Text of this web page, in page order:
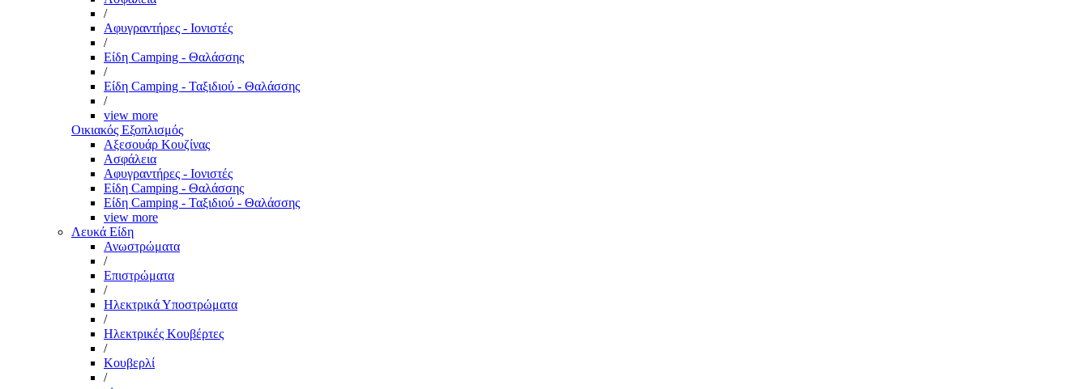
/
Αφυγραντήρες - Ιονιστές
/
Είδη Camping - Θαλάσσης
/
Είδη Camping - Ταξιδιού - Θαλάσσης
/
view more
Οικιακός Εξοπλισμός
Αξεσουάρ Κουζίνας
Ασφάλεια
Αφυγραντήρες - Ιονιστές
Είδη Camping - Θαλάσσης
Είδη Camping - Ταξιδιού - Θαλάσσης
view more
Λευκά Είδη
Ανωστρώματα
/
Επιστρώματα
/
Ηλεκτρικά Υποστρώματα
/
Ηλεκτρικές Κουβέρτες
/
Κουβερλί
/